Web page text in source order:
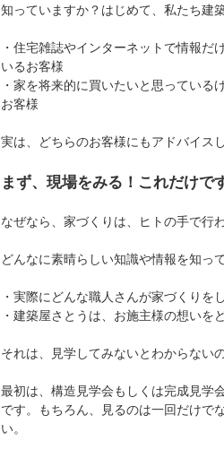
知っていますか？はじめて、私たち建
・住宅雑誌やインターネットで情報だ
いるお客様
・家を将来的に買いたいと思っている
お客様
実は、どちらのお客様にもアドバイス
まず、現場をみる！これだけで
なぜなら、家づくりは、ヒトの手で行
どんなに素晴らしい知識や情報を知っ
・実際にどんな職人さんが家づくりを
・建築屋さとうは、お施主様の想いを
それは、見学してみないとわからないの
最初は、構造見学会もしくは完成見学
です。もちろん、見るのは一回だけで
い。